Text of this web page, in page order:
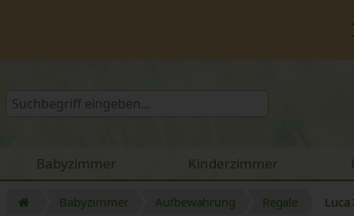
Babyzimmer Kinderzimmer
Babyzimmer Aufbewahrung Regale